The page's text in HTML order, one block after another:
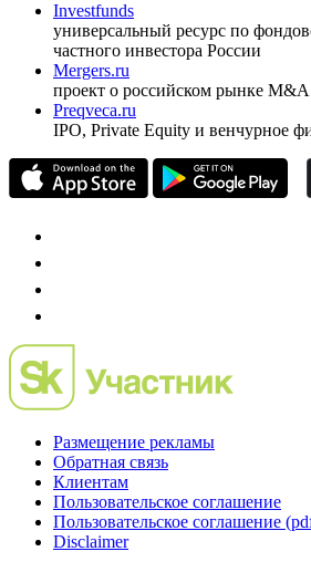
Investfunds
универсальный ресурс по
частного инвестора России
Mergers.ru
проект о российском рынке M&A
Preqveca.ru
IPO, Private Equity и венчурное
Размещение рекламы
Обратная связь
Клиентам
Пользовательское соглашение
Пользовательское соглашение
Disclaimer